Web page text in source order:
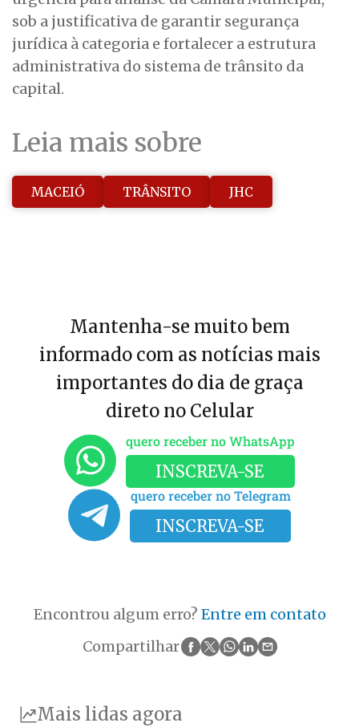
sob a justificativa de garantir segurança
jurídica à categoria e fortalecer a estrutura
administrativa do sistema de trânsito da
capital.
Leia mais sobre
MACEIÓ TRÂNSITO JHC
Mantenha-se muito bem
informado com as notícias mais
importantes do dia de graça
direto no Celular
quero receber no WhatsApp
INSCREVA-SE
quero receber no Telegram
INSCREVA-SE
Encontrou algum erro? Entre em contato
Compartilhar
Mais lidas agora